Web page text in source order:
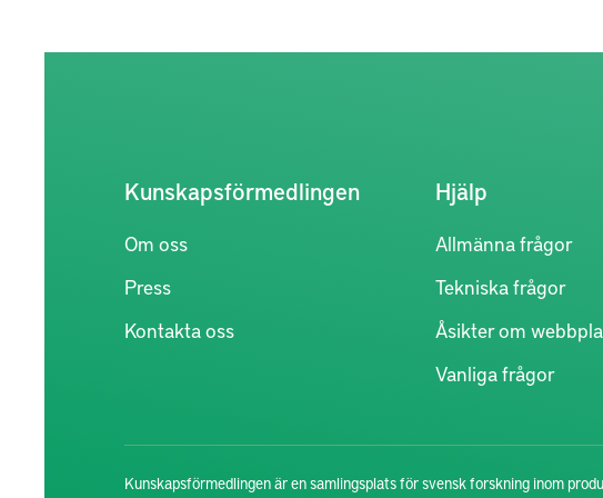
Kunskapsförmedlingen
Om oss
Press
Kontakta oss
Hjälp
Allmänna frågor
Tekniska frågor
Åsikter om
Vanliga frågor
Kunskapsförmedlingen är en samlingsplats för svensk forskning inom